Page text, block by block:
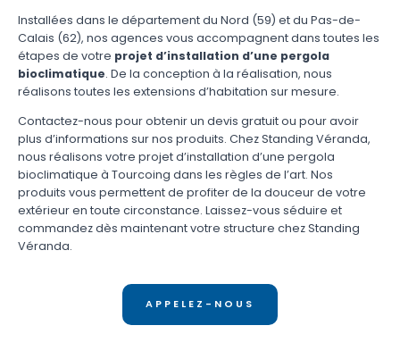
Installées dans le département du Nord (59) et du Pas-de-
Calais (62), nos agences vous accompagnent dans toutes les
étapes de votre projet d’installation d’une pergola
bioclimatique. De la conception à la réalisation, nous
réalisons toutes les extensions d’habitation sur mesure.
Contactez-nous pour obtenir un devis gratuit ou pour avoir
plus d’informations sur nos produits. Chez Standing Véranda,
nous réalisons votre projet d’installation d’une pergola
bioclimatique à Tourcoing dans les règles de l’art. Nos
produits vous permettent de profiter de la douceur de votre
extérieur en toute circonstance. Laissez-vous séduire et
commandez dès maintenant votre structure chez Standing
Véranda.
APPELEZ-NOUS